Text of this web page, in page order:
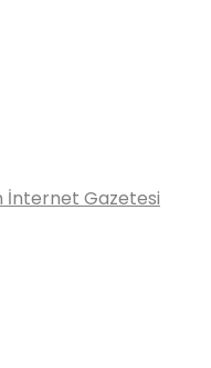
İnternet Gazetesi